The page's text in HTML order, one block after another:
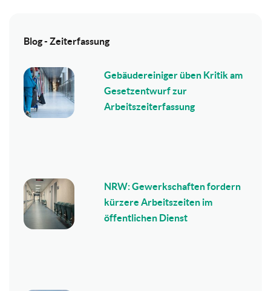
Blog - Zeiterfassung
Gebäudereiniger üben Kritik am
Gesetzentwurf zur
Arbeitszeiterfassung
NRW: Gewerkschaften fordern
kürzere Arbeitszeiten im
öffentlichen Dienst